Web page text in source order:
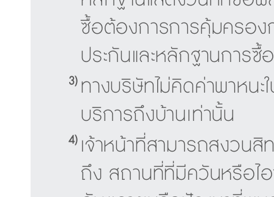
ซื้อต้องการการคุ้มครอง
ประกันและหลักฐานการซื้
3) ทางบริษัทไม่คิดค่าพาหนะ
บริการถึงบ้านเท่านั้น
4) เจ้าหน้าที่สามารถสงวน
ถึง สถานที่ที่มีควันหรือไ